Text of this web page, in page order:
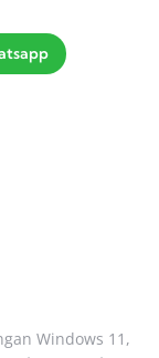
Windows 11,